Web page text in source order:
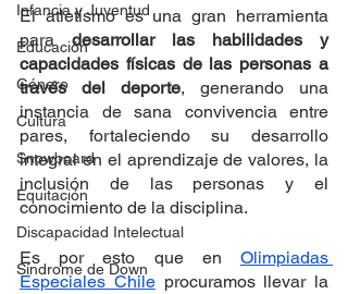
Infancia y Juventud
Educación
Género
Cultura
Snowboard
Equitación
Discapacidad Intelectual
Síndrome de Down
El atletismo es una gran herramienta
para desarrollar las habilidades y
capacidades físicas de las personas a
través del deporte, generando una
instancia de sana convivencia entre
pares, fortaleciendo su desarrollo
integral en el aprendizaje de valores, la
inclusión de las personas y el
conocimiento de la disciplina.
Es por esto que en Olimpiadas
Especiales Chile procuramos llevar la